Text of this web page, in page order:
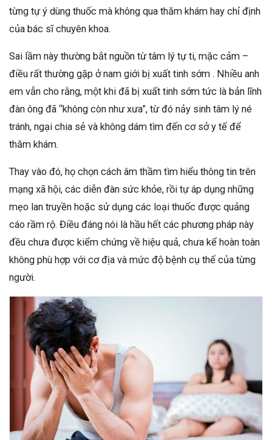
từng tự ý dùng thuốc mà không qua thăm khám hay chỉ định
của bác sĩ chuyên khoa.
Sai lầm này thường bắt nguồn từ tâm lý tự ti, mặc cảm –
điều rất thường gặp ở nam giới bị xuất tinh sớm . Nhiều anh
em vẫn cho rằng, một khi đã bị xuất tinh sớm tức là bản lĩnh
đàn ông đã “không còn như xưa”, từ đó nảy sinh tâm lý né
tránh, ngại chia sẻ và không dám tìm đến cơ sở y tế để
thăm khám.
Thay vào đó, họ chọn cách âm thầm tìm hiểu thông tin trên
mạng xã hội, các diễn đàn sức khỏe, rồi tự áp dụng những
mẹo lan truyền hoặc sử dụng các loại thuốc được quảng
cáo rầm rộ. Điều đáng nói là hầu hết các phương pháp này
đều chưa được kiểm chứng về hiệu quả, chưa kể hoàn toàn
không phù hợp với cơ địa và mức độ bệnh cụ thể của từng
người.